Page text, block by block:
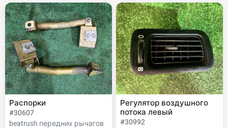
Распорки
#30607
beatrush передних рычагов
Регулятор воздушного
потока левый
#30992